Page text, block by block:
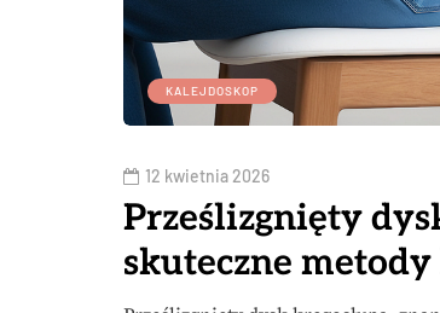
KALEJDOSKOP
12 kwietnia 2026
Prześlizgnięty
skuteczne